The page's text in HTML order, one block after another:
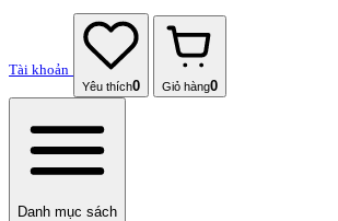
Tài khoản
Yêu thích0 Giỏ hàng0
Danh mục sách